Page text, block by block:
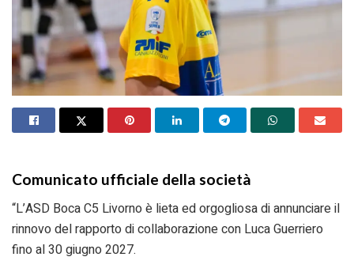
Comunicato ufficiale della società
“L’ASD Boca C5 Livorno è lieta ed orgogliosa di annunciare il
rinnovo del rapporto di collaborazione con Luca Guerriero
fino al 30 giugno 2027.